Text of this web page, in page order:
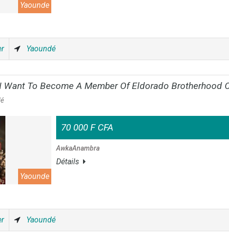
Yaounde
Yaoundé
I Want To Become A Member Of Eldorado
Yaounde
70 000 F CFA
AwkaAnambra
Détails
Yaoundé